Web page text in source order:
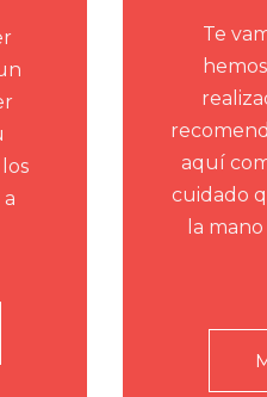
Te
aquí
cuidado
la